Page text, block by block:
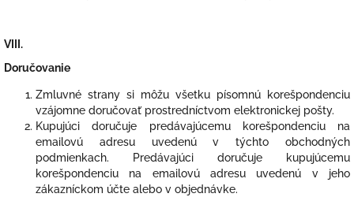
VIII.
Doručovanie
Zmluvné strany si môžu všetku písomnú korešpondenciu
vzájomne doručovať prostredníctvom elektronickej pošty.
Kupujúci doručuje predávajúcemu korešpondenciu na
emailovú adresu uvedenú v týchto obchodných
podmienkach. Predávajúci doručuje kupujúcemu
korešpondenciu na emailovú adresu uvedenú v jeho
zákazníckom účte alebo v objednávke.